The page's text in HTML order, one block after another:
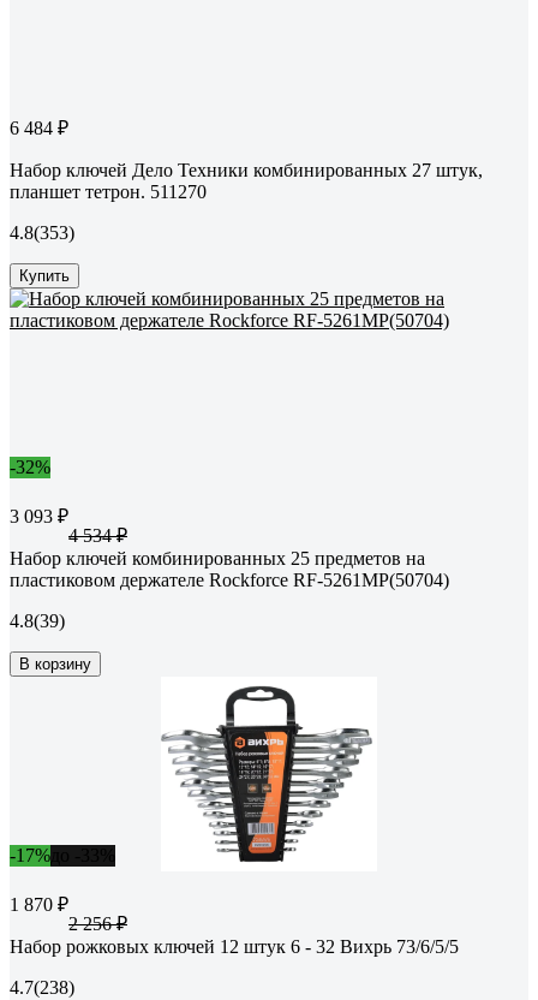
6 484 ₽
Набор ключей Дело Техники комбинированных 27 штук,
планшет тетрон. 511270
4.8(353)
Купить
-32%
3 093 ₽
4 534 ₽
Набор ключей комбинированных 25 предметов на
пластиковом держателе Rockforce RF-5261MP(50704)
4.8(39)
В корзину
-17%
1 870 ₽
2 256 ₽
Набор рожковых ключей 12 штук 6 - 32 Вихрь 73/6/5/5
4.7(238)